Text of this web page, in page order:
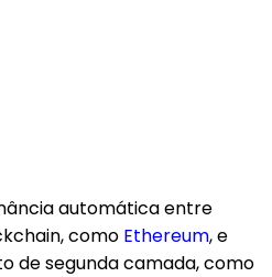
automática entre
como Ethereum, e
de segunda camada, como